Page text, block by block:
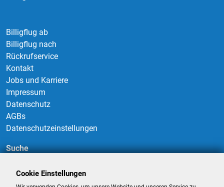
Billigflug ab
Billigflug nach
Rückrufservice
Kontakt
Jobs und Karriere
Impressum
Datenschutz
AGBs
Datenschutzeinstellungen
Suche
Cookie Einstellungen